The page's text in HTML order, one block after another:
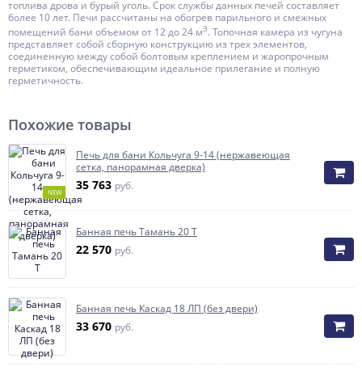
топлива дрова и бурый уголь. Срок службы данных печей составляет
более 10 лет. Печи рассчитаны на обогрев парильного и смежных
помещений бани объемом от 12 до 24 м3. Топочная камера из чугуна
представляет собой сборную конструкцию из трех элементов,
соединенную между собой болтовым креплением и жаропрочным
герметиком, обеспечивающим идеальное прилегание и полную
герметичность.
Похожие товары
NEW
Печь для бани Кольчуга 9-14 (нержавеющая
сетка, панорамная дверка)
35 763 руб.
Банная печь Тамань 20 Т
22 570 руб.
Банная печь Каскад 18 ЛП (без двери)
33 670 руб.